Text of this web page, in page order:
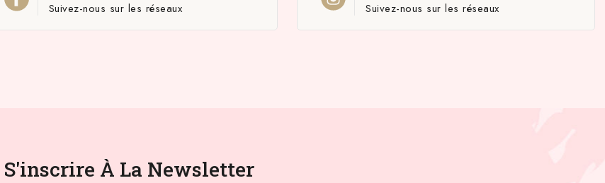
Suivez-nous sur les réseaux Suivez-nous sur les réseaux
S'inscrire À La Newsletter